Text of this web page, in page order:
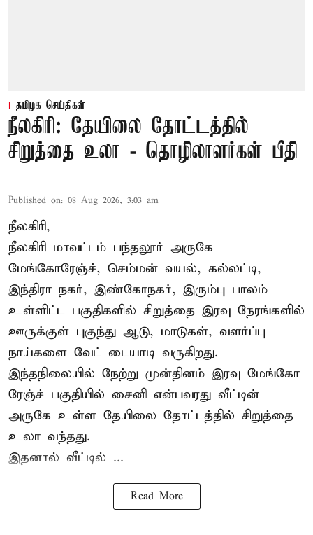
தமிழக செய்திகள்
நீலகிரி: தேயிலை தோட்டத்தில்
சிறுத்தை உலா - தொழிலாளர்கள் பீதி
Published on: 08 Aug 2026, 3:03 am
நீலகிரி,
நீலகிரி மாவட்டம் பந்தலூர் அருகே
மேங்கோரேஞ்ச், செம்மன் வயல், கல்லட்டி,
இந்திரா நகர், இண்கோநகர், இரும்பு பாலம்
உள்ளிட்ட பகுதிகளில் சிறுத்தை இரவு நேரங்களில்
ஊருக்குள் புகுந்து ஆடு, மாடுகள், வளர்ப்பு
நாய்களை வேட் டையாடி வருகிறது.
இந்தநிலையில் நேற்று முன்தினம் இரவு மேங்கோ
ரேஞ்ச் பகுதியில் சைனி என்பவரது வீட்டின்
அருகே உள்ள தேயிலை தோட்டத்தில் சிறுத்தை
உலா வந்தது.
இதனால் வீட்டில் ...
Read More